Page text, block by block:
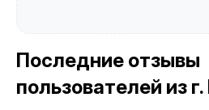
Последние отзывы
пользователей из